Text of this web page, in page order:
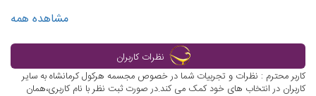
مشاهده همه
نظرات کاربران
کاربر محترم : نظرات و تجربیات شما در خصوص مجسمه هرکول کرمانشاه به سایر
کاربران در انتخاب های خود کمک می کند.در صورت ثبت نظر با نام کاربری،همان